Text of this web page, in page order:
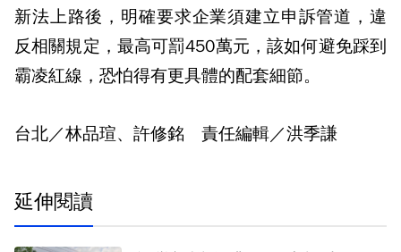
新法上路後，明確要求企業須建立申訴管道，違
反相關規定，最高可罰450萬元，該如何避免踩到
霸凌紅線，恐怕得有更具體的配套細節。
台北／林品瑄、許修銘 責任編輯／洪季謙
延伸閱讀